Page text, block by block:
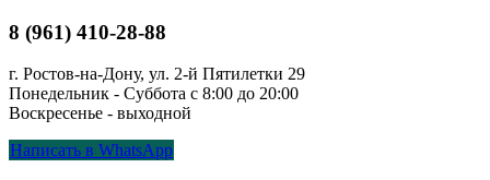
8 (961) 410-28-88
г. Ростов-на-Дону, ул. 2-й Пятилетки 29
Понедельник - Суббота с 8:00 до 20:00
Воскресенье - выходной
Написать в WhatsApp